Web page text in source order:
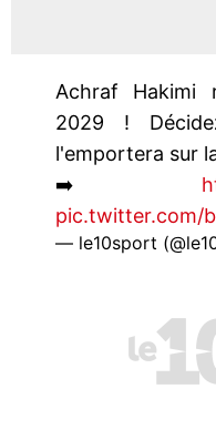
Achraf Hakimi
2029 !
l'emportera sur
➡️
pic.twitter.com/
— le10sport